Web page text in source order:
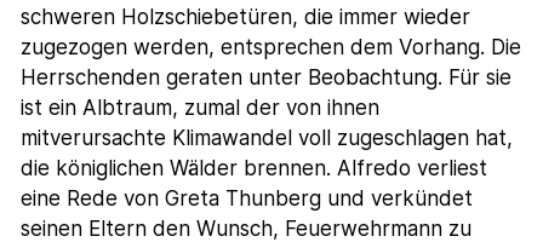
schweren Holzschiebetüren, die immer wieder
zugezogen werden, entsprechen dem Vorhang. Die
Herrschenden geraten unter Beobachtung. Für sie
ist ein Albtraum, zumal der von ihnen
mitverursachte Klimawandel voll zugeschlagen hat,
die königlichen Wälder brennen. Alfredo verliest
eine Rede von Greta Thunberg und verkündet
seinen Eltern den Wunsch, Feuerwehrmann zu